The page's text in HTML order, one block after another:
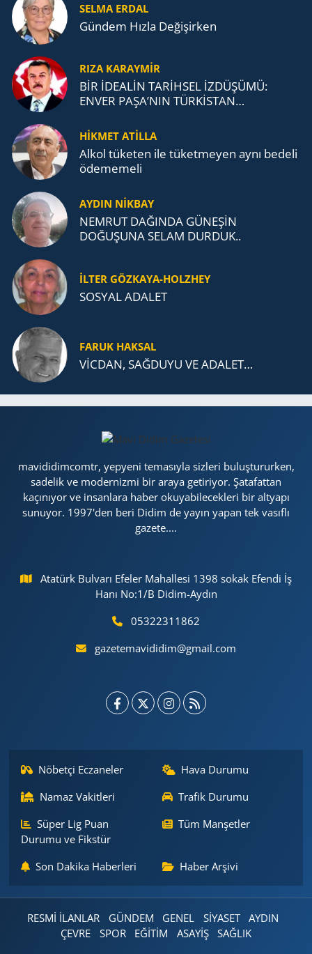
SELMA ERDAL
Gündem Hızla Değişirken
RIZA KARAYMIR
BİR İDEALİN TARİHSEL İZDÜŞÜMÜ:
ENVER PAŞA’NIN TÜRKİSTAN
TEŞKİLATI’NA UZANAN MİRASI
HİKMET ATİLLA
Alkol tü­ke­ten ile tü­ket­me­yen aynı be­de­li
öde­me­me­li
AYDIN NİKBAY
NEMRUT DAĞINDA GÜNEŞİN
DOĞUŞUNA SELAM DURDUK..
İLTER GÖZKAYA-HOLZHEY
SOSYAL ADALET
FARUK HAKSAL
VİCDAN, SAĞ­DU­YU VE ADA­LET…
mavididimcomtr, yepyeni temasıyla sizleri buluştururken,
sadelik ve modernizmi bir araya getiriyor. Şatafattan
kaçınıyor ve insanlara haber okuyabilecekleri bir altyapı
sunuyor. 1997'den beri Didim de yayın yapan tek vasıflı
gazete....
Atatürk Bulvarı Efeler Mahallesi 1398 sokak Efendi İş
Hanı No:1/B Didim-Aydın
05322311862
gazetemavididim@gmail.com
Nöbetçi Eczaneler
Hava Durumu
Namaz Vakitleri
Trafik Durumu
Süper Lig Puan
Durumu ve Fikstür
Tüm Manşetler
Son Dakika Haberleri Haber Arşivi
RESMİ İLANLAR GÜNDEM GENEL SİYASET
AYDIN
ÇEVRE
SPOR EĞİTİM ASAYİŞ
SAĞLIK